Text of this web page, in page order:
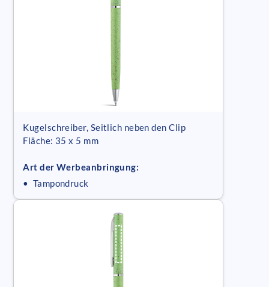
Kugelschreiber, Seitlich neben den Clip
Fläche: 35 x 5 mm
Art der Werbeanbringung:
• Tampondruck